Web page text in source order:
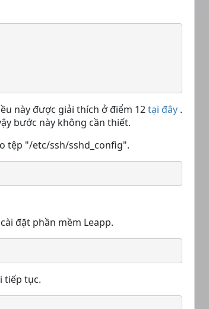
này được giải thích ở điểm 12tại đây .
bước này không cần thiết.
tệp "/etc/ssh/sshd_config".
đặt phần mềm Leapp.
tiếp tục.